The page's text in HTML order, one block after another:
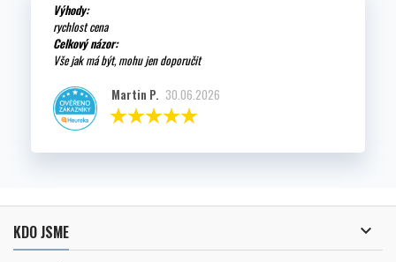
Výhody:
rychlost cena
Celkový názor:
Vše jak má být, mohu jen doporučit
Martin P. 30.06.2026
KDO JSME 